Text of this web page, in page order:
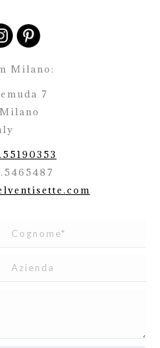
Milano:
7